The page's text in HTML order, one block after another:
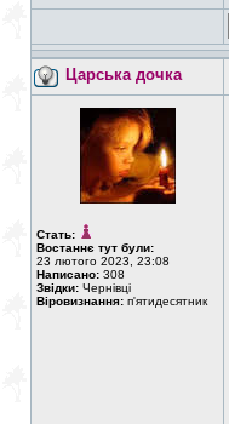
Царська дочка
Стать:
Востаннє тут були:
23 лютого 2023, 23:08
Написано: 308
Звідки: Чернівці
Віровизнання: п'ятидесятник